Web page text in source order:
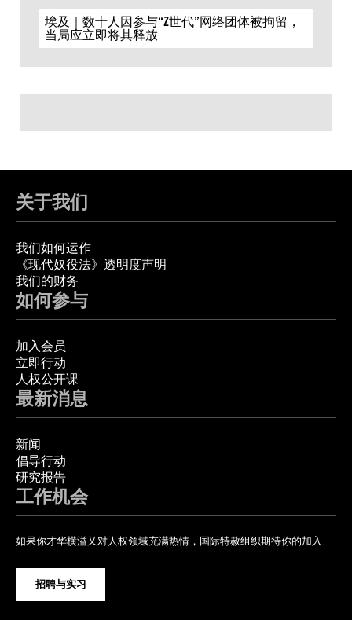
埃及｜数十人因参与“Z世代”网络团体被拘留，
当局应立即将其释放
关于我们
我们如何运作
《现代奴役法》透明度声明
我们的财务
如何参与
加入会员
立即行动
人权公开课
最新消息
新闻
倡导行动
研究报告
工作机会
如果你才华横溢又对人权领域充满热情，国际特赦组织期待你的加入
招聘与实习